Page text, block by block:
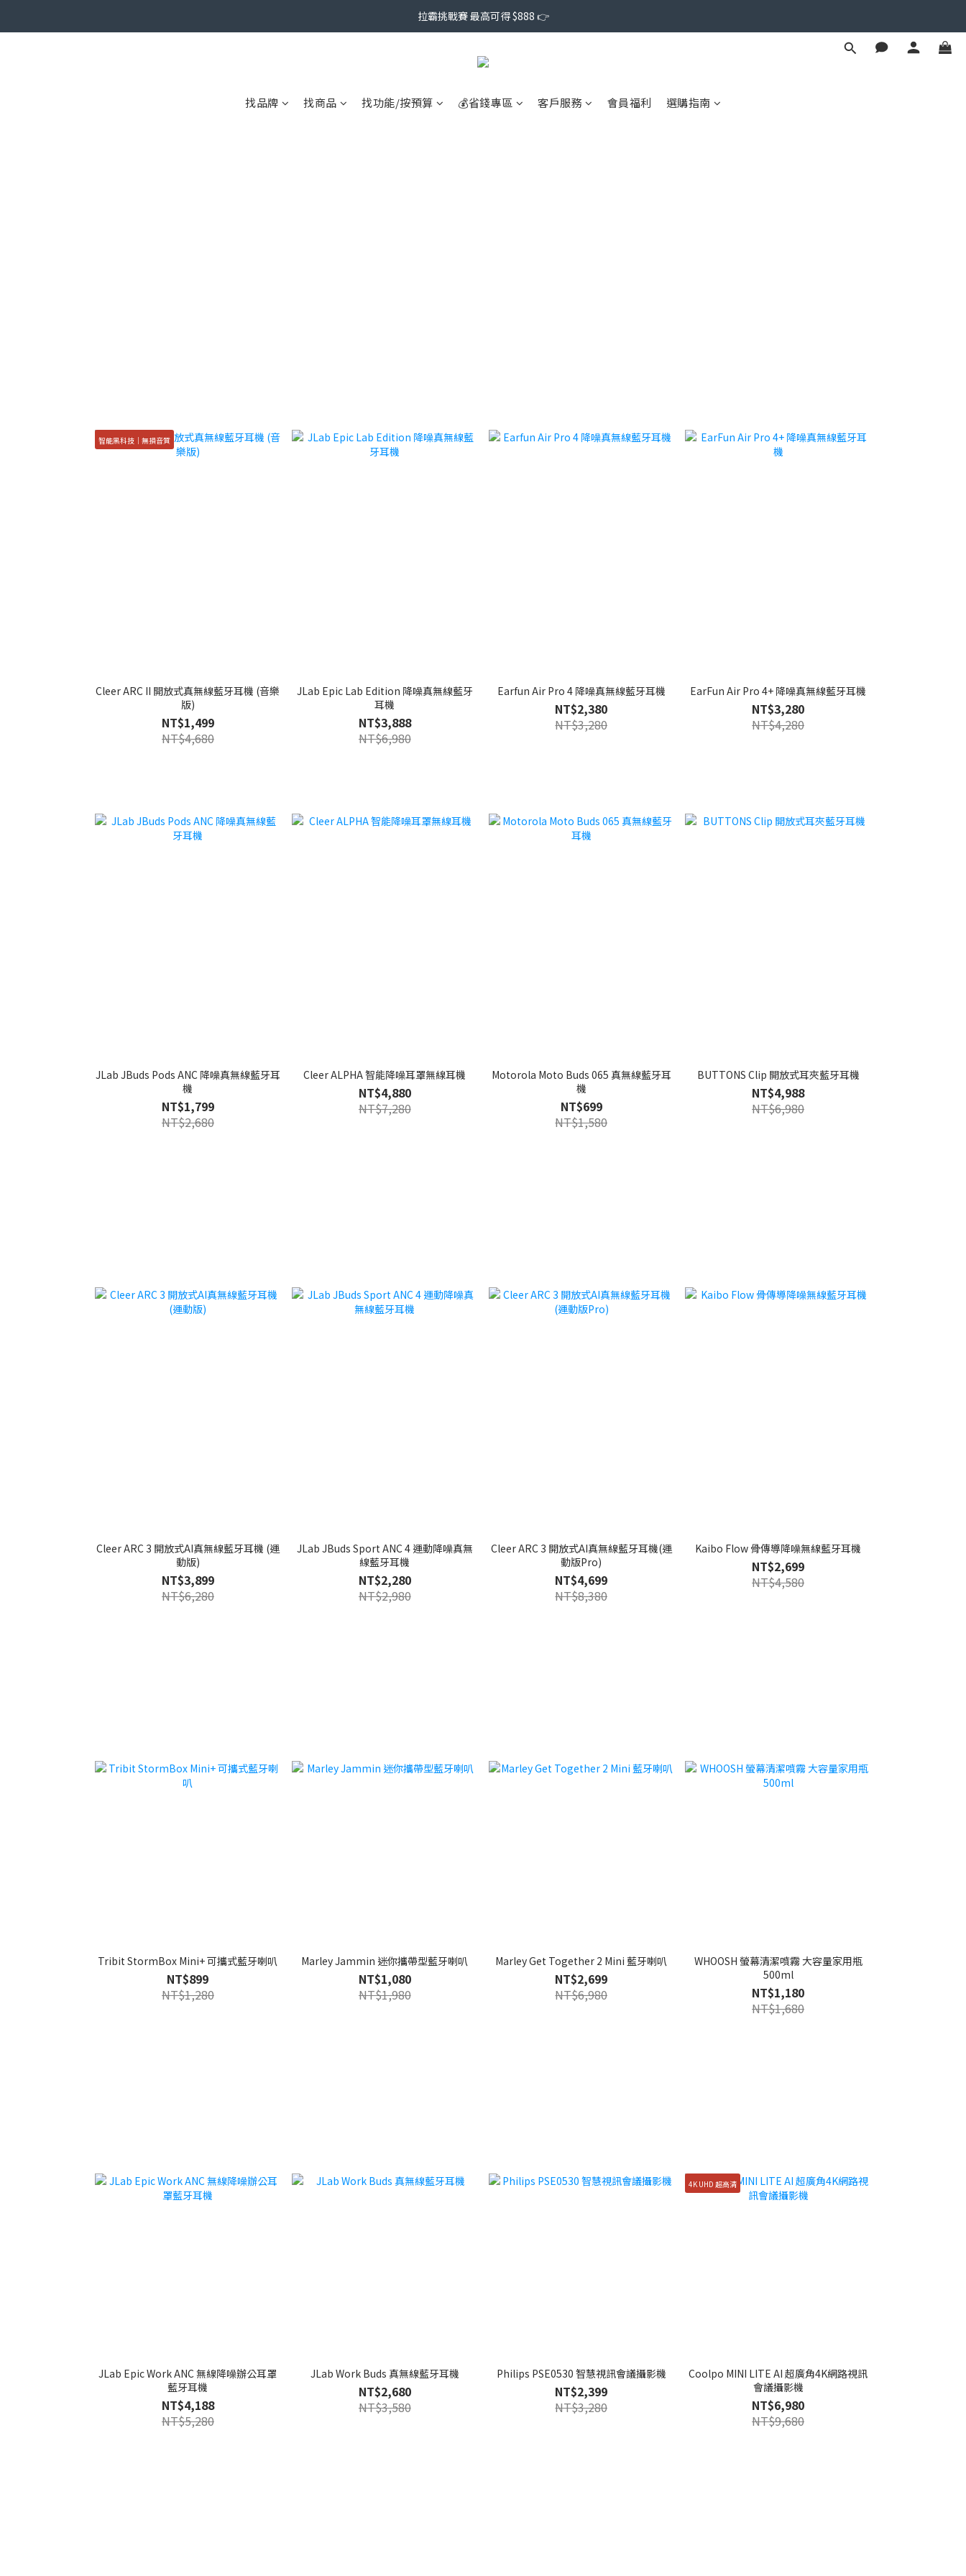
拉霸挑戰賽 最高可得 $888 👉
找品牌 找商品 找功能/按預算 💰省錢專區 客戶服務 會員福利 選購指南
智能黑科技｜無損音質
Cleer ARC II 開放式真無線藍牙耳機 (音樂
版)
NT$1,499
NT$4,680
JLab Epic Lab Edition 降噪真無線藍牙
耳機
NT$3,888
NT$6,980
Earfun Air Pro 4 降噪真無線藍牙耳機
NT$2,380
NT$3,280
EarFun Air Pro 4+ 降噪真無線藍牙耳機
NT$3,280
NT$4,280
JLab JBuds Pods ANC 降噪真無線藍牙耳
機
NT$1,799
NT$2,680
Cleer ALPHA 智能降噪耳罩無線耳機
NT$4,880
NT$7,280
Motorola Moto Buds 065 真無線藍牙耳
機
NT$699
NT$1,580
BUTTONS Clip 開放式耳夾藍牙耳機
NT$4,988
NT$6,980
Cleer ARC 3 開放式AI真無線藍牙耳機 (運
動版)
NT$3,899
NT$6,280
JLab JBuds Sport ANC 4 運動降噪真無
線藍牙耳機
NT$2,280
NT$2,980
Cleer ARC 3 開放式AI真無線藍牙耳機(運
動版Pro)
NT$4,699
NT$8,380
Kaibo Flow 骨傳導降噪無線藍牙耳機
NT$2,699
NT$4,580
Tribit StormBox Mini+ 可攜式藍牙喇叭
NT$899
NT$1,280
Marley Jammin 迷你攜帶型藍牙喇叭
NT$1,080
NT$1,980
Marley Get Together 2 Mini 藍牙喇叭
NT$2,699
NT$6,980
WHOOSH 螢幕清潔噴霧 大容量家用瓶
500ml
NT$1,180
NT$1,680
JLab Epic Work ANC 無線降噪辦公耳罩
藍牙耳機
NT$4,188
NT$5,280
JLab Work Buds 真無線藍牙耳機
NT$2,680
NT$3,580
Philips PSE0530 智慧視訊會議攝影機
NT$2,399
NT$3,280
4K UHD 超高清
Coolpo MINI LITE AI 超廣角4K網路視訊
會議攝影機
NT$6,980
NT$9,680